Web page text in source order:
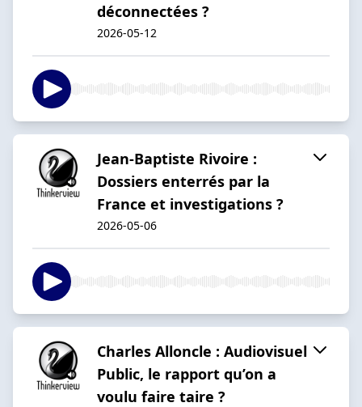
déconnectées ?
2026-05-12
Jean-Baptiste Rivoire :
Dossiers enterrés par la
France et investigations ?
2026-05-06
Charles Alloncle : Audiovisuel
Public, le rapport qu’on a
voulu faire taire ?